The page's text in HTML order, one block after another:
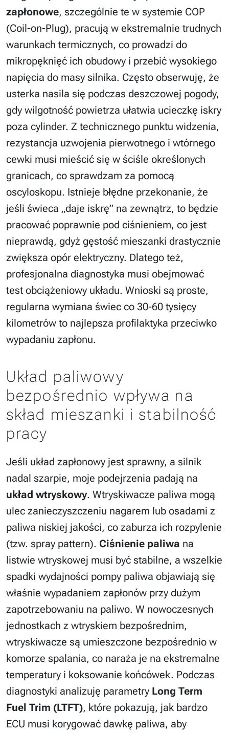
zapłonowe, szczególnie te w systemie COP
(Coil-on-Plug), pracują w ekstremalnie trudnych
warunkach termicznych, co prowadzi do
mikropęknięć ich obudowy i przebić wysokiego
napięcia do masy silnika. Często obserwuję, że
usterka nasila się podczas deszczowej pogody,
gdy wilgotność powietrza ułatwia ucieczkę iskry
poza cylinder. Z technicznego punktu widzenia,
rezystancja uzwojenia pierwotnego i wtórnego
cewki musi mieścić się w ściśle określonych
granicach, co sprawdzam za pomocą
oscyloskopu. Istnieje błędne przekonanie, że
jeśli świeca „daje iskrę” na zewnątrz, to będzie
pracować poprawnie pod ciśnieniem, co jest
nieprawdą, gdyż gęstość mieszanki drastycznie
zwiększa opór elektryczny. Dlatego też,
profesjonalna diagnostyka musi obejmować
test obciążeniowy układu. Wnioski są proste,
regularna wymiana świec co 30-60 tysięcy
kilometrów to najlepsza profilaktyka przeciwko
wypadaniu zapłonu.
Układ paliwowy
bezpośrednio wpływa na
skład mieszanki i stabilność
pracy
Jeśli układ zapłonowy jest sprawny, a silnik
nadal szarpie, moje podejrzenia padają na
układ wtryskowy. Wtryskiwacze paliwa mogą
ulec zanieczyszczeniu nagarem lub osadami z
paliwa niskiej jakości, co zaburza ich rozpylenie
(tzw. spray pattern). Ciśnienie paliwa na
listwie wtryskowej musi być stabilne, a wszelkie
spadki wydajności pompy paliwa objawiają się
właśnie wypadaniem zapłonów przy dużym
zapotrzebowaniu na paliwo. W nowoczesnych
jednostkach z wtryskiem bezpośrednim,
wtryskiwacze są umieszczone bezpośrednio w
komorze spalania, co naraża je na ekstremalne
temperatury i koksowanie końcówek. Podczas
diagnostyki analizuję parametry Long Term
Fuel Trim (LTFT), które pokazują, jak bardzo
ECU musi korygować dawkę paliwa, aby